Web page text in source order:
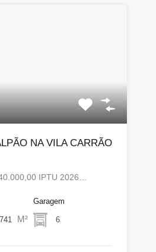
NA VILA CARRÃO
IPTU 2026…
741 M²
Garagem
6